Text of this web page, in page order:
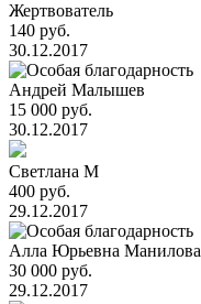
Жертвователь
140 руб.
30.12.2017
Андрей Малышев
15 000 руб.
30.12.2017
Светлана М
400 руб.
29.12.2017
Алла Юрьевна Манилова
30 000 руб.
29.12.2017